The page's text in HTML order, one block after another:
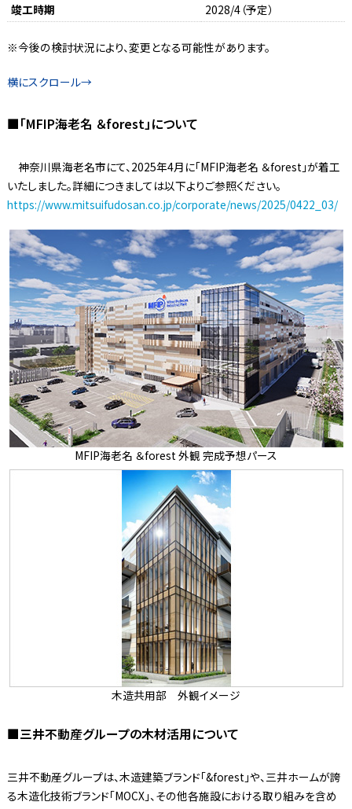
竣工時期
2028/4（予定）
※今後の検討状況により、変更となる可能性があります。
■「MFIP海老名 ＆forest」について
神奈川県海老名市にて、2025年4月に「MFIP海老名 ＆forest」が着工
いたしました。詳細につきましては以下よりご参照ください。
https://www.mitsuifudosan.co.jp/corporate/news/2025/0422_03/
MFIP海老名 ＆forest 外観 完成予想パース
木造共用部 外観イメージ
■三井不動産グループの木材活用について
三井不動産グループは、木造建築ブランド「&forest」や、三井ホームが誇
る木造化技術ブランド「MOCX」、その他各施設における取り組みを含め